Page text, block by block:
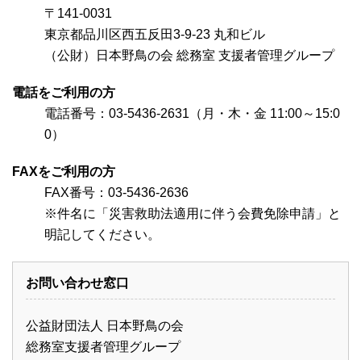
〒141-0031
東京都品川区西五反田3-9-23 丸和ビル
（公財）日本野鳥の会 総務室 支援者管理グループ
電話をご利用の方
電話番号：03-5436-2631（月・木・金 11:00～15:0
0）
FAXをご利用の方
FAX番号：03-5436-2636
※件名に「災害救助法適用に伴う会費免除申請」と
明記してください。
お問い合わせ窓口
公益財団法人 日本野鳥の会
総務室支援者管理グループ